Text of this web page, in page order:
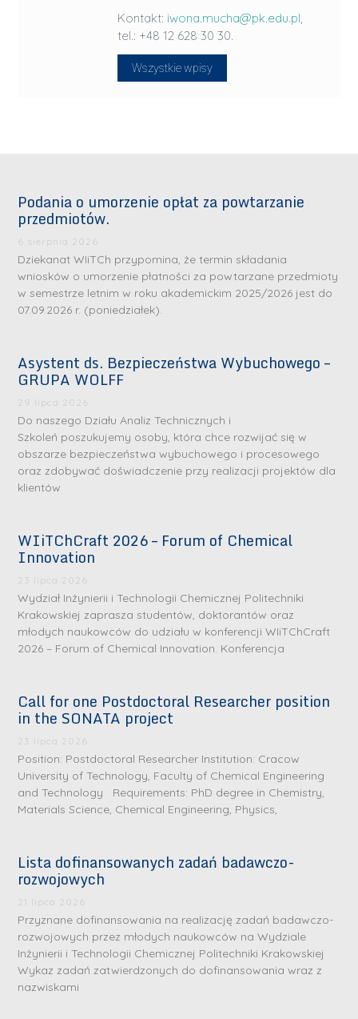
Kontakt: iwona.mucha@pk.edu.pl,
tel.: +48 12 628 30 30.
Wszystkie wpisy
Podania o umorzenie opłat za powtarzanie
przedmiotów.
6 sierpnia 2026
Dziekanat WIiTCh przypomina, że termin składania
wniosków o umorzenie płatności za powtarzane przedmioty
w semestrze letnim w roku akademickim 2025/2026 jest do
07.09.2026 r. (poniedziałek).
Asystent ds. Bezpieczeństwa Wybuchowego –
GRUPA WOLFF
29 lipca 2026
Do naszego Działu Analiz Technicznych i
Szkoleń poszukujemy osoby, która chce rozwijać się w
obszarze bezpieczeństwa wybuchowego i procesowego
oraz zdobywać doświadczenie przy realizacji projektów dla
klientów
WIiTChCraft 2026 – Forum of Chemical
Innovation
23 lipca 2026
Wydział Inżynierii i Technologii Chemicznej Politechniki
Krakowskiej zaprasza studentów, doktorantów oraz
młodych naukowców do udziału w konferencji WIiTChCraft
2026 – Forum of Chemical Innovation. Konferencja
Call for one Postdoctoral Researcher position
in the SONATA project
23 lipca 2026
Position: Postdoctoral Researcher Institution: Cracow
University of Technology, Faculty of Chemical Engineering
and Technology Requirements: PhD degree in Chemistry,
Materials Science, Chemical Engineering, Physics,
Lista dofinansowanych zadań badawczo-
rozwojowych
21 lipca 2026
Przyznane dofinansowania na realizację zadań badawczo-
rozwojowych przez młodych naukowców na Wydziale
Inżynierii i Technologii Chemicznej Politechniki Krakowskiej
Wykaz zadań zatwierdzonych do dofinansowania wraz z
nazwiskami
S
r
e
b
r
n
D